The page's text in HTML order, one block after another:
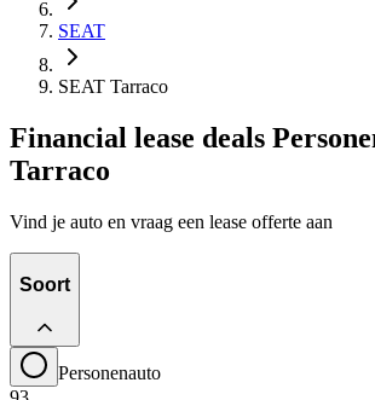
SEAT
SEAT Tarraco
Financial lease deals
Tarraco
Vind je auto en vraag een lease offerte aan
Soort
Personenauto